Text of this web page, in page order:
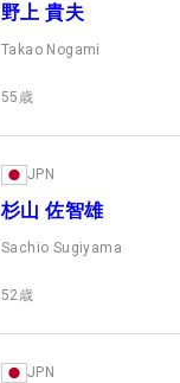
野上 貴夫
Takao Nogami
55 歳
JPN
杉山 佐智雄
Sachio Sugiyama
52歳
JPN